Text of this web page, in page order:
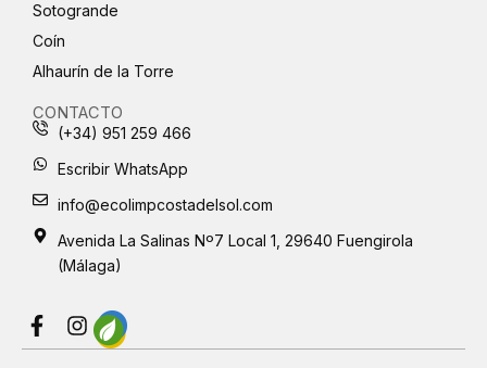
Sotogrande
Coín
Alhaurín de la Torre
CONTACTO
(+34) 951 259 466
Escribir WhatsApp
info@ecolimpcostadelsol.com
Avenida La Salinas Nº7 Local 1, 29640 Fuengirola
(Málaga)
F
a
I
n